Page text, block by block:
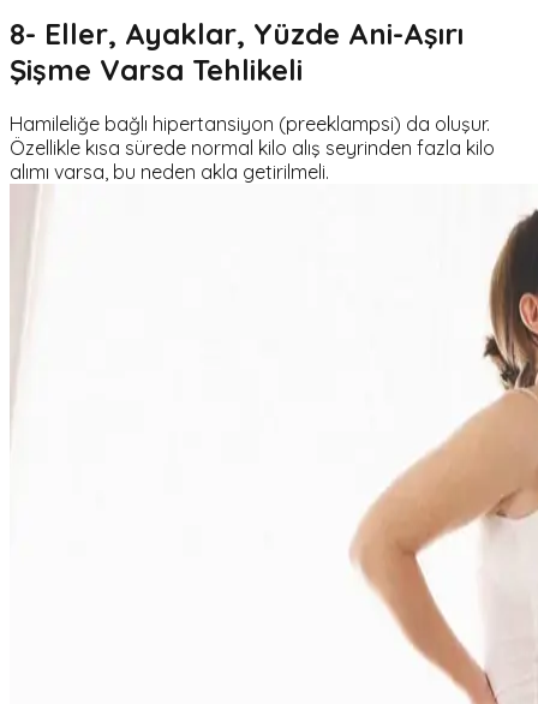
8- Eller, Ayaklar, Yüzde Ani-Aşırı
Şişme Varsa Tehlikeli
Hamileliğe bağlı hipertansiyon (preeklampsi) da oluşur.
Özellikle kısa sürede normal kilo alış seyrinden fazla kilo
alımı varsa, bu neden akla getirilmeli.